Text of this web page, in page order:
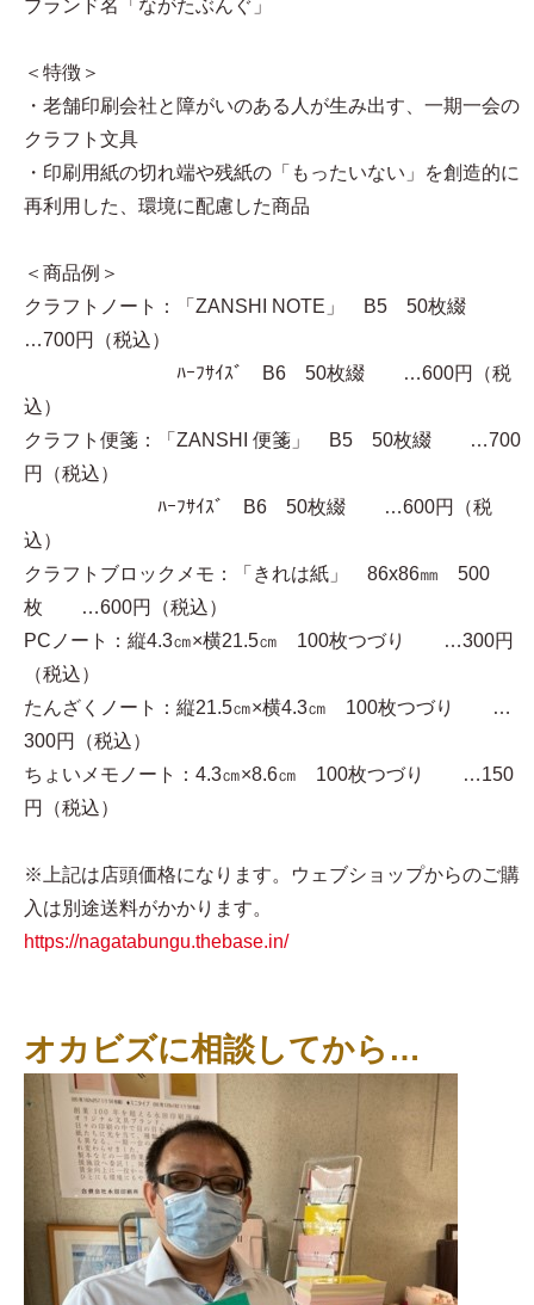
ブランド名「ながたぶんぐ」
＜特徴＞
・老舗印刷会社と障がいのある人が生み出す、一期一会の
クラフト文具
・印刷用紙の切れ端や残紙の「もったいない」を創造的に
再利用した、環境に配慮した商品
＜商品例＞
クラフトノート：「ZANSHI NOTE」 B5 50枚綴
…700円（税込）
ﾊｰﾌｻｲｽﾞ B6 50枚綴 …600円（税
込）
クラフト便箋：「ZANSHI 便箋」 B5 50枚綴 …700
円（税込）
ﾊｰﾌｻｲｽﾞ B6 50枚綴 …600円（税
込）
クラフトブロックメモ：「きれは紙」 86x86㎜ 500
枚 …600円（税込）
PCノート：縦4.3㎝×横21.5㎝ 100枚つづり …300円
（税込）
たんざくノート：縦21.5㎝×横4.3㎝ 100枚つづり …
300円（税込）
ちょいメモノート：4.3㎝×8.6㎝ 100枚つづり …150
円（税込）
※上記は店頭価格になります。ウェブショップからのご購
入は別途送料がかかります。
https://nagatabungu.thebase.in/
オカビズに相談してから…